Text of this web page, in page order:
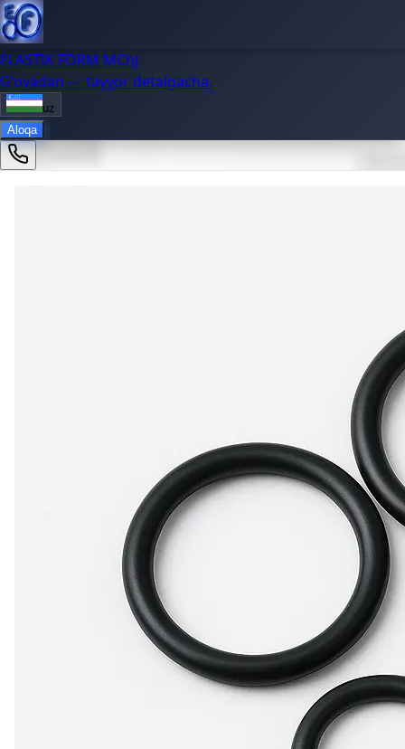
ELASTIK FORM MChJ
Gʻoyadan — tayyor detalgacha.
uz
Aloqa